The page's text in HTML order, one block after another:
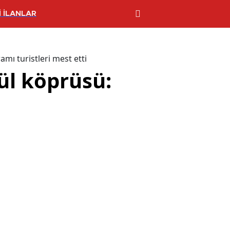
İLANLAR
turistleri mest etti
köprüsü: